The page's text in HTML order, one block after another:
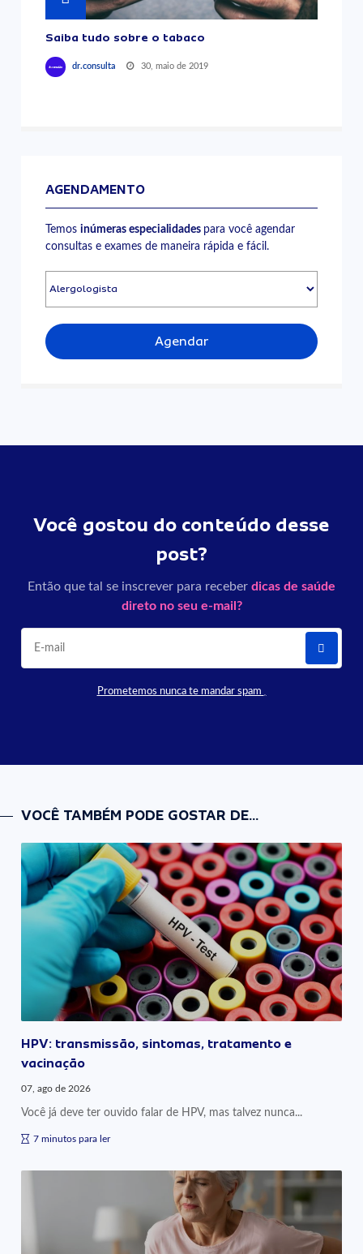
Saiba tudo sobre o tabaco
dr.consulta 30, maio de 2019
AGENDAMENTO
Temosinúmeras especialidades para você agendar
consultas e exames de maneira rápida e fácil.
Agendar
Você gostou do conteúdo desse
post?
Então que tal se inscrever para receber dicas de saúde
direto no seu e-mail?
Prometemos nunca te mandar spam
VOCÊ TAMBÉM PODE GOSTAR DE...
HPV: transmissão, sintomas, tratamento e
vacinação
07, ago de 2026
Você já deve ter ouvido falar de HPV, mas talvez nunca...
7 minutos para ler